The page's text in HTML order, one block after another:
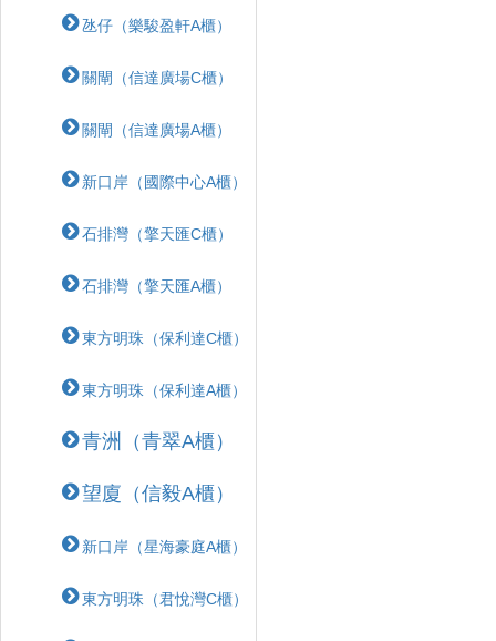
氹仔（樂駿盈軒A櫃）
關閘（信達廣場C櫃）
關閘（信達廣場A櫃）
新口岸（國際中心A櫃）
石排灣（擎天匯C櫃）
石排灣（擎天匯A櫃）
東方明珠（保利達C櫃）
東方明珠（保利達A櫃）
青洲（青翠A櫃）
望廈（信毅A櫃）
新口岸（星海豪庭A櫃）
東方明珠（君悅灣C櫃）